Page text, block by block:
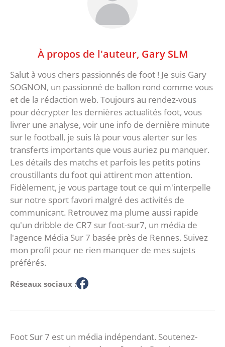
À propos de l'auteur, Gary SLM
Salut à vous chers passionnés de foot ! Je suis Gary
SOGNON, un passionné de ballon rond comme vous
et de la rédaction web. Toujours au rendez-vous
pour décrypter les dernières actualités foot, vous
livrer une analyse, voir une info de dernière minute
sur le football, je suis là pour vous alerter sur les
transferts importants que vous auriez pu manquer.
Les détails des matchs et parfois les petits potins
croustillants du foot qui attirent mon attention.
Fidèlement, je vous partage tout ce qui m'interpelle
sur notre sport favori malgré des activités de
communicant. Retrouvez ma plume aussi rapide
qu'un dribble de CR7 sur foot-sur7, un média de
l'agence Média Sur 7 basée près de Rennes. Suivez
mon profil pour ne rien manquer de mes sujets
préférés.
Réseaux sociaux :
Foot Sur 7 est un média indépendant. Soutenez-